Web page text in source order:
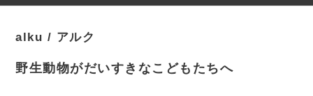
alku / アルク
野生動物がだいすきなこどもたちへ